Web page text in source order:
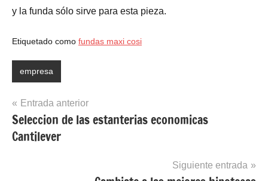
y la funda sólo sirve para esta pieza.
Etiquetado como fundas maxi cosi
empresa
Navegación
de
entradas
Entrada anterior
Seleccion de las estanterias economicas
Cantilever
Siguiente entrada